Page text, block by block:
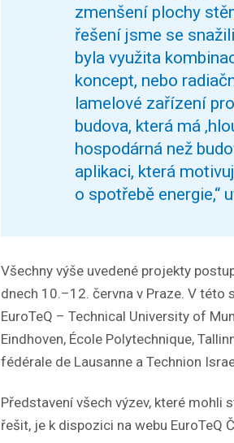
zmenšení plochy
řešení jsme se
byla využita
koncept, nebo
lamelové zařízení
budova, která má
hospodárná než
aplikaci, která
o spotřebě energie,“
Všechny výše uvedené projekty
dnech 10.–12. června v Praze. V
EuroTeQ – Technical University of
Eindhoven, École Polytechnique,
fédérale de Lausanne a Technion
Představení všech výzev, které mohli
řešit, je k dispozici na webu EuroTeQ